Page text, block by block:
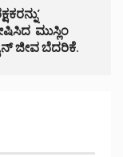
ಮುಸ್ಲಿಂ
ಜೀವ ಬೆದರಿಕೆ.